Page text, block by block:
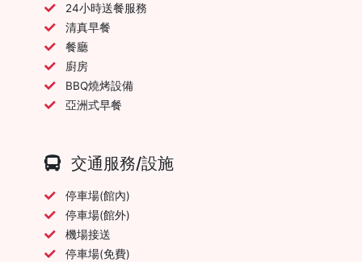
24小時送餐服務
清真早餐
餐廳
廚房
BBQ燒烤設備
亞洲式早餐
交通服務/設施
停車場(館內)
停車場(館外)
機場接送
停車場(免費)